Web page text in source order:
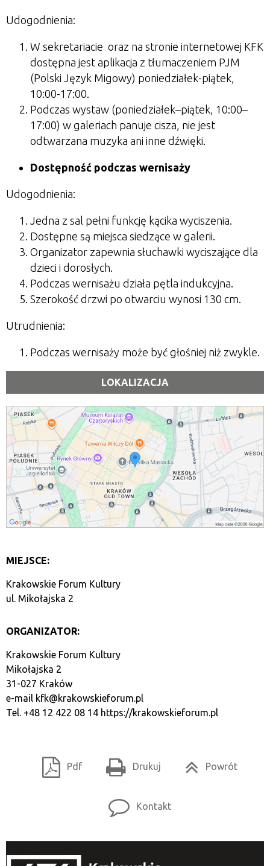
Udogodnienia:
W sekretariacie oraz na stronie internetowej KFK
dostępna jest aplikacja z tłumaczeniem PJM
(Polski Język Migowy) poniedziałek-piątek,
10:00-17:00.
Podczas wystaw (poniedziałek–piątek, 10:00–
17:00) w galeriach panuje cisza, nie jest
odtwarzana muzyka ani inne dźwięki.
Dostępność podczas wernisaży
Udogodnienia:
Jedna z sal pełni funkcję kącika wyciszenia.
Dostępne są miejsca siedzące w galerii.
Organizator zapewnia słuchawki wyciszające dla
dzieci i dorosłych.
Podczas wernisażu działa pętla indukcyjna.
Szerokość drzwi po otwarciu wynosi 130 cm.
Utrudnienia:
Podczas wernisaży może być głośniej niż zwykle.
LOKALIZACJA
MIEJSCE:
Krakowskie Forum Kultury
ul. Mikołajska 2
ORGANIZATOR:
Krakowskie Forum Kultury
Mikołajska 2
31-027 Kraków
e-mail kfk@krakowskieforum.pl
Tel. +48 12 422 08 14 https://krakowskieforum.pl
Pdf Drukuj Powrót
Kontakt